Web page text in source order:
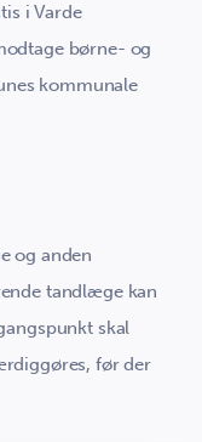
i Varde
børne- og
kommunale
og anden
tandlæge kan
skal
før der